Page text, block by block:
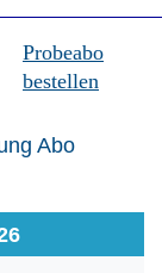
Probeabo
bestellen